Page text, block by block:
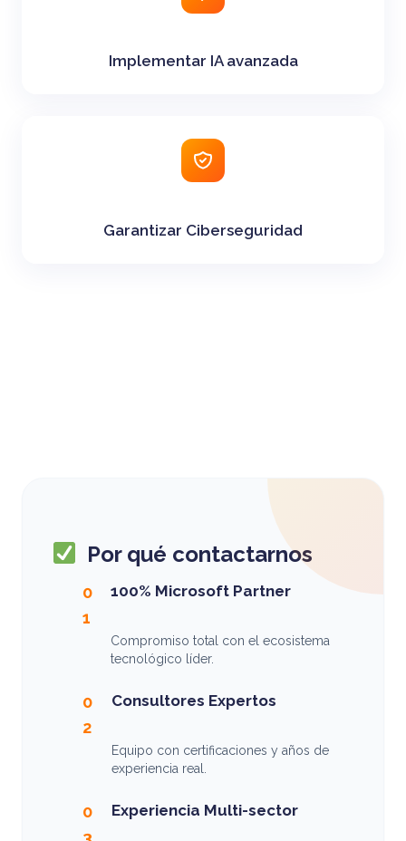
Implementar IA avanzada
Garantizar Ciberseguridad
Por qué contactarnos
0
1
100% Microsoft Partner
Compromiso total con el ecosistema
tecnológico líder.
0
2
Consultores Expertos
Equipo con certificaciones y años de
experiencia real.
0
3
Experiencia Multi-sector